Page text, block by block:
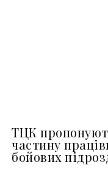
ТЦК
частину
бойових